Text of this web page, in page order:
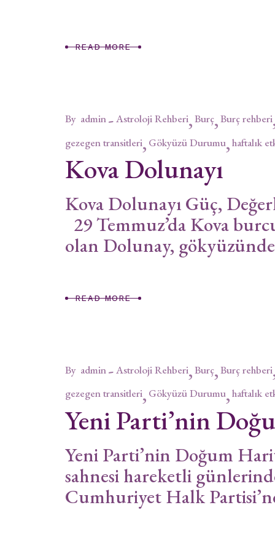
READ MORE
By admin Astroloji Rehberi Burç Burç rehberi
gezegen transitleri Gökyüzü Durumu haftalık
Kova Dolunayı
Kova Dolunayı Güç,
29 Temmuz’da Kova
olan Dolunay, gökyüzünde
READ MORE
By admin Astroloji Rehberi Burç Burç rehberi
gezegen transitleri Gökyüzü Durumu haftalık
Yeni Parti’nin
Yeni Parti’nin Doğum
sahnesi hareketli
Cumhuriyet Halk